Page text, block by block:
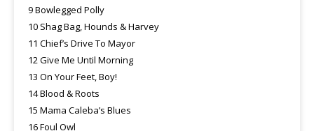
9 Bowlegged Polly
10 Shag Bag, Hounds & Harvey
11 Chief’s Drive To Mayor
12 Give Me Until Morning
13 On Your Feet, Boy!
14 Blood & Roots
15 Mama Caleba’s Blues
16 Foul Owl